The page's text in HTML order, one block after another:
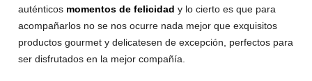
auténticos momentos de felicidad y lo cierto es que para
acompañarlos no se nos ocurre nada mejor que exquisitos
productos gourmet y delicatesen de excepción, perfectos para
ser disfrutados en la mejor compañía.